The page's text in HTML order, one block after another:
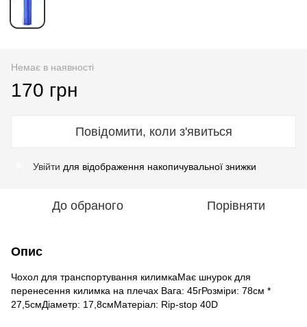
Немає в наявності
170 грн
Повідомити, коли з'явиться
Увійти для відображення накопичувальної знижки
До обраного Порівняти
Опис
Чохол для транспортування килимкаМає шнурок для
перенесення килимка на плечах Вага: 45гРозміри: 78см *
27,5смДіаметр: 17,8смМатеріал: Rip-stop 40D